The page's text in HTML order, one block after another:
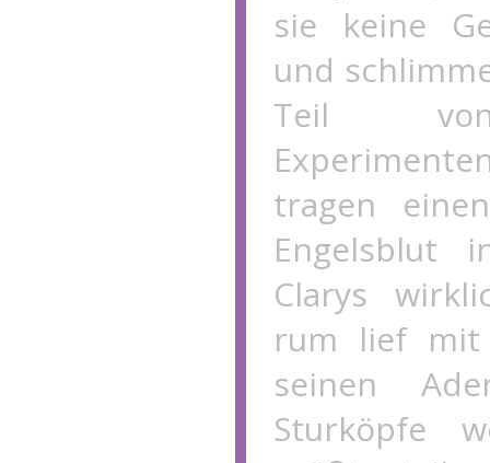
sie keine
und
Teil
tragen
Engelsblut
Clarys
rum lief mit
seinen
Sturköpfe